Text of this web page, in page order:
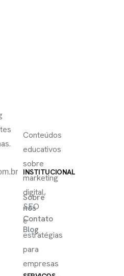
INSTITUCIONAL
Sobre
nós
Contato
Blog
Conteúdos
educativos
sobre
marketing
digital,
SEO
e
estratégias
para
empresas